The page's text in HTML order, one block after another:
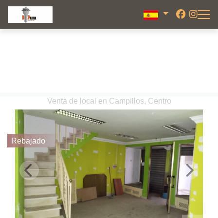
Venta de local en Campillos, Centro
Rebajado